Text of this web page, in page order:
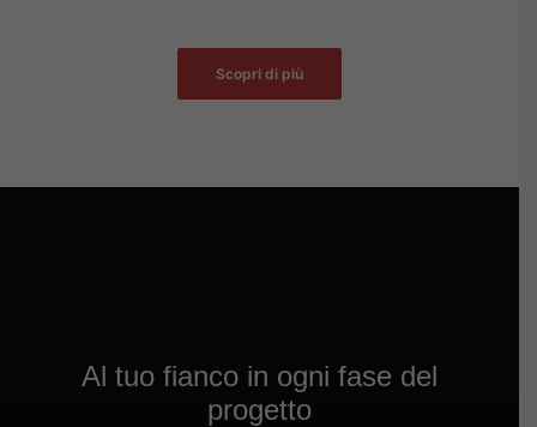
Scopri di più
Al tuo fianco in ogni fase del
progetto